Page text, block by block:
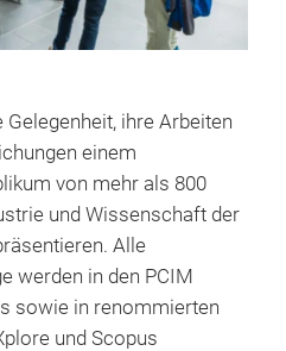
ihre Arbeiten
einem
von mehr als 800
und Wissenschaft der
Alle
werden in den PCIM
sowie in renommierten
und Scopus